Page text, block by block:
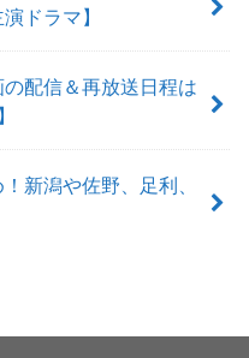
ドラマ】
の配信＆再放送日程は
新潟や佐野、足利、